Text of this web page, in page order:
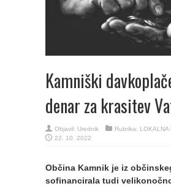
Kamniški
denar za krasitev
Objavil: Urednik Rubrika: LOKALNA
22. 10. 2022
Občina Kamnik je iz
sofinancirala tudi